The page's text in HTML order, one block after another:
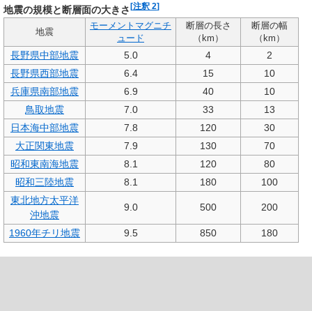
地震の規模と断層面の大きさ[注釈 2]
地震
モーメントマグニチ
ュード
断層の長さ
（km）
断層の幅
（km）
長野県中部地震 5.0 4
2
長野県西部地震
6.4 15
10
兵庫県南部地震
6.9 40
10
鳥取地震
7.0 33
13
日本海中部地震
7.8 120
30
大正関東地震
7.9 130
70
昭和東南海地震
8.1 120
80
昭和三陸地震
8.1 180
100
東北地方太平洋
沖地震
9.0 500 200
1960年チリ地震 9.5 850 180